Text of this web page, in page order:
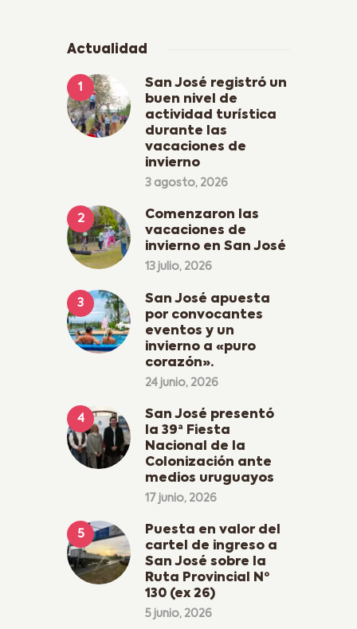
Actualidad
San José registró un
buen nivel de
actividad turística
durante las
vacaciones de
invierno
3 agosto, 2026
Comenzaron las
vacaciones de
invierno en San José
13 julio, 2026
San José apuesta
por convocantes
eventos y un
invierno a «puro
corazón».
24 junio, 2026
San José presentó
la 39ª Fiesta
Nacional de la
Colonización ante
medios uruguayos
17 junio, 2026
Puesta en valor del
cartel de ingreso a
San José sobre la
Ruta Provincial Nº
130 (ex 26)
5 junio, 2026